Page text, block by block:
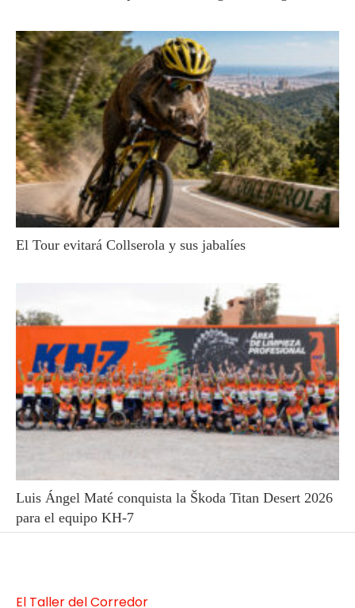
El Tour evitará Collserola y sus jabalíes
Luis Ángel Maté conquista la Škoda Titan Desert 2026
para el equipo KH-7